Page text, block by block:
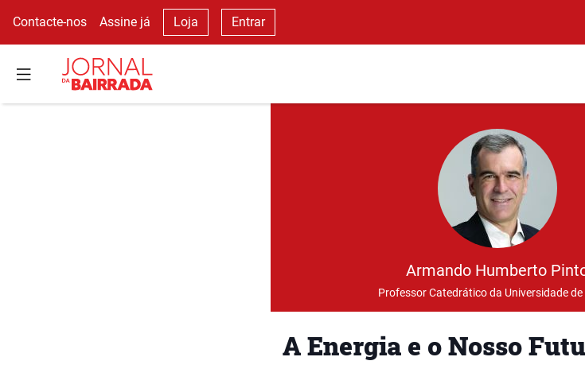
Contacte-nos Assine já Loja Entrar
Armando Humberto
Professor Catedrático da Universidade de
A Energia e o Nosso